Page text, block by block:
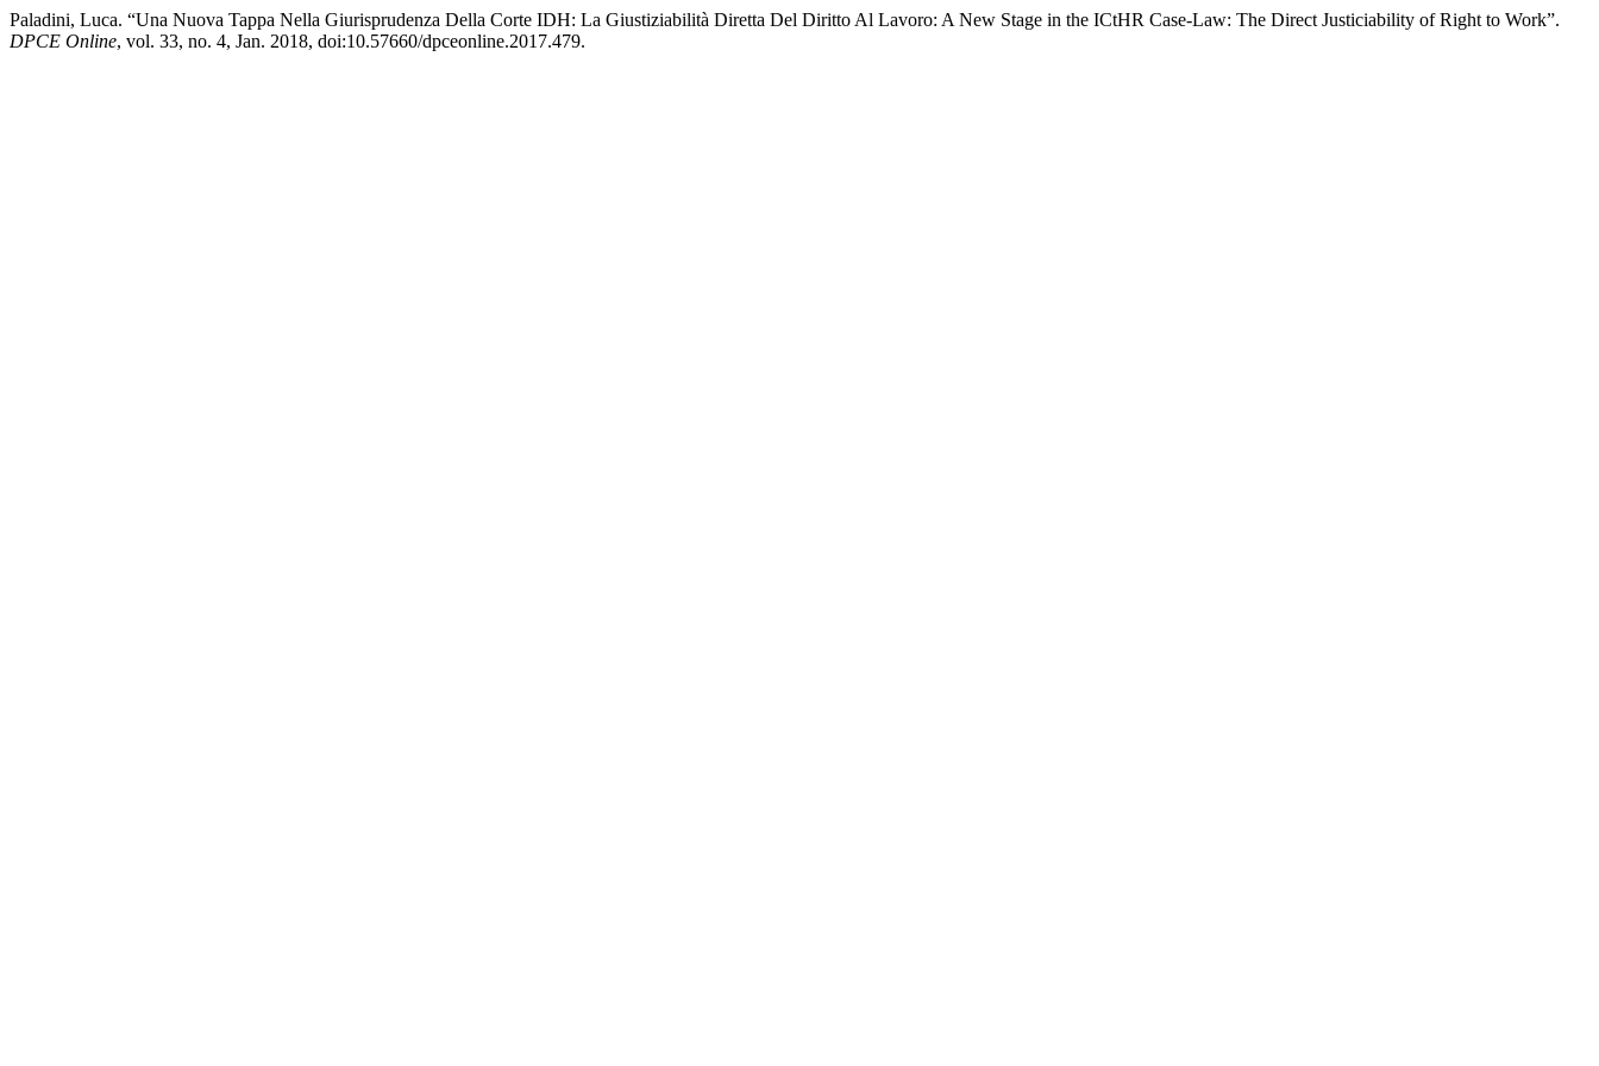
Paladini, Luca. “Una Nuova Tappa Nella Giurisprudenza Della Corte IDH: La Giustiziabilità Diretta Del Diritto Al Lavoro: A New Stage in the ICtHR Case-Law: The Direct Justiciability of Right to Work”.
DPCE Online, vol. 33, no. 4, Jan. 2018, doi:10.57660/dpceonline.2017.479.